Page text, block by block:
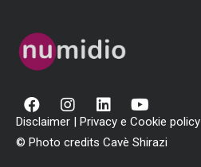
Disclaimer | Privacy e Cookie policy
© Photo credits Cavè Shirazi